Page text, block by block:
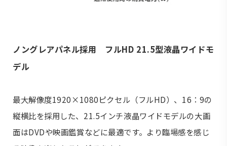
ノングレアパネル採用 フルHD 21.5型液晶ワイドモ
デル
最大解像度1920×1080ピクセル（フルHD）、16：9の
縦横比を採用した、21.5インチ液晶ワイドモデルの大画
面はDVDや映画鑑賞などに最適です。より臨場感を感じ